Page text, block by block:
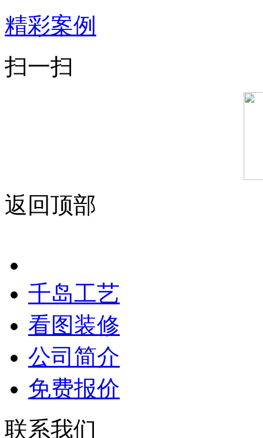
精彩案例
扫一扫
返回顶部
千岛工艺
看图装修
公司简介
免费报价
联系我们